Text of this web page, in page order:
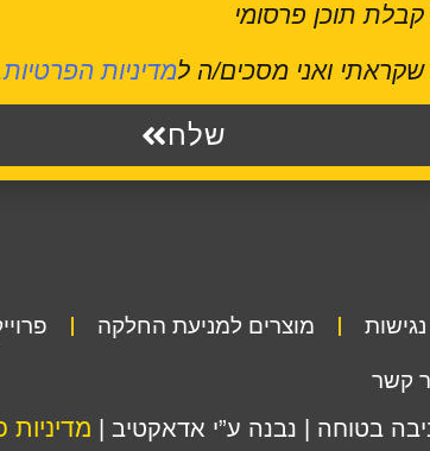
תוכן פרסומי
ואני מסכים/ה למדיניות הפרטיות
שלח
נגישות מוצרים למניעת החלקה
קשר
בטוחה | נבנה ע”י אדאקטיב | מדיניות